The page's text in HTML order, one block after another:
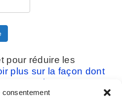
consentement
pour réduire les
plus sur la façon dont
sont